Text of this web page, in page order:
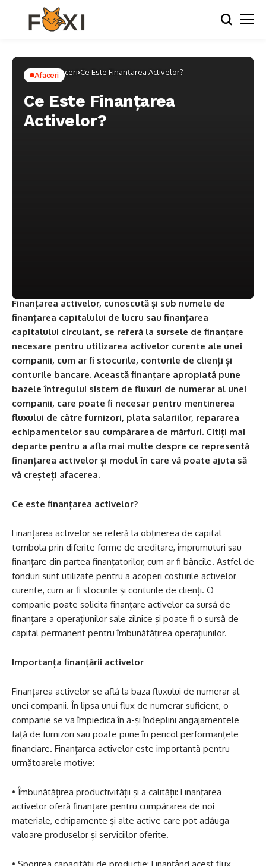
Home Afaceri Ce Este Finanțarea Activelor?
Afaceri
Ce Este Finanțarea
Activelor?
Finanțarea activelor, cunoscută și sub numele de
finanțarea capitalului de lucru sau finanțarea
capitalului circulant, se referă la sursele de finanțare
necesare pentru utilizarea activelor curente ale unei
companii, cum ar fi stocurile, conturile de clienți și
conturile bancare. Această finanțare apropiată pune
bazele întregului sistem de fluxuri de numerar al unei
companii, care poate fi necesar pentru mentinerea
fluxului de către furnizori, plata salariilor, repararea
echipamentelor sau cumpărarea de mărfuri. Citiți mai
departe pentru a afla mai multe despre ce representă
finanțarea activelor și modul în care vă poate ajuta să
vă creșteți afacerea.
Ce este finanțarea activelor?
Finanțarea activelor se referă la obținerea de capital
tombola prin diferite forme de creditare, împrumuturi sau
finanțare din partea finanțatorilor, cum ar fi băncile. Astfel de
fonduri sunt utilizate pentru a acoperi costurile activelor
curente, cum ar fi stocurile și conturile de clienți. O
companie poate solicita finanțare activelor ca sursă de
finanțare a operațiunilor sale zilnice și poate fi o sursă de
capital permanent pentru îmbunătățirea operațiunilor.
Importanța finanțării activelor
Finanțarea activelor se află la baza fluxului de numerar al
unei companii. În lipsa unui flux de numerar suficient, o
companie se va împiedica în a-și îndeplini angajamentele
față de furnizori sau poate pune în pericol performanțele
financiare. Finanțarea activelor este importantă pentru
următoarele motive:
• Îmbunătățirea productivității și a calității: Finanțarea
activelor oferă finanțare pentru cumpărarea de noi
materiale, echipamente și alte active care pot adăuga
valoare produselor și serviciilor oferite.